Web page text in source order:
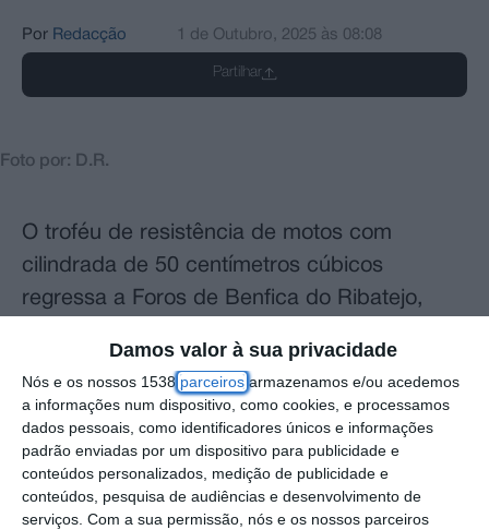
Damos valor à sua privacidade
Nós e os nossos 1538 parceiros armazenamos e/ou acedemos
a informações num dispositivo, como cookies, e processamos
dados pessoais, como identificadores únicos e informações
padrão enviadas por um dispositivo para publicidade e
conteúdos personalizados, medição de publicidade e
conteúdos, pesquisa de audiências e desenvolvimento de
serviços. Com a sua permissão, nós e os nossos parceiros
Por Redacção 1 de Outubro, 2025 às 08:08
Partilhar
Foto por: D.R.
O troféu de resistência de motos com
cilindrada de 50 centímetros cúbicos
regressa a Foros de Benfica do Ribatejo,
novembro. A prova estará aberta a pilotos
federados e não federados, oferecendo
assim uma competição inclusiva para todos
os amantes das duas rodas.
A corrida terá a duração de duas horas e